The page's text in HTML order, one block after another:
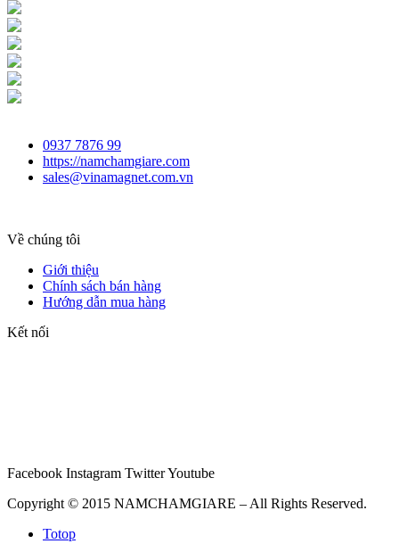
0937 7876 99
https://namchamgiare.com
sales@vinamagnet.com.vn
Về chúng tôi
Giới thiệu
Chính sách bán hàng
Hướng dẫn mua hàng
Kết nối
Facebook Instagram TwitterYoutube
Copyright © 2015 NAMCHAMGIARE – All Rights Reserved.
Totop